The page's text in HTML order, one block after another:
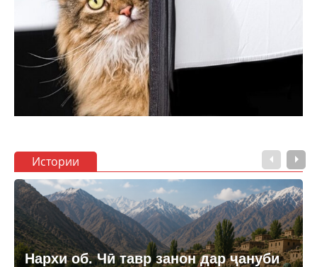
Истории
Нархи об. Чӣ тавр занон дар ҷануби